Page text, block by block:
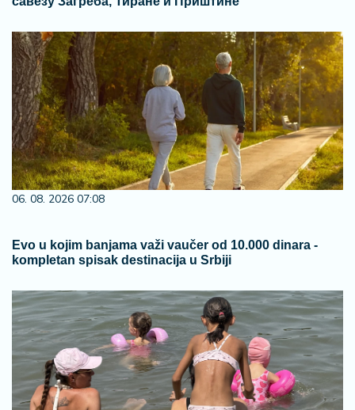
06. 08. 2026 07:08
Evo u kojim banjama važi vaučer od 10.000 dinara -
kompletan spisak destinacija u Srbiji